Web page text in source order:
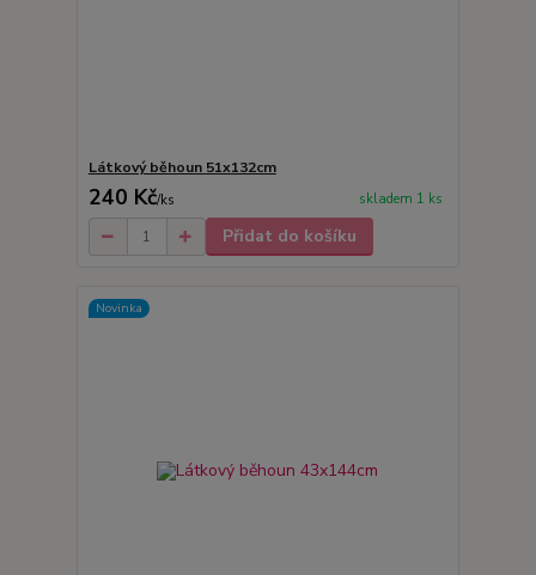
Látkový běhoun 51x132cm
240 Kč/ks skladem 1 ks
Přidat do košíku
Novinka